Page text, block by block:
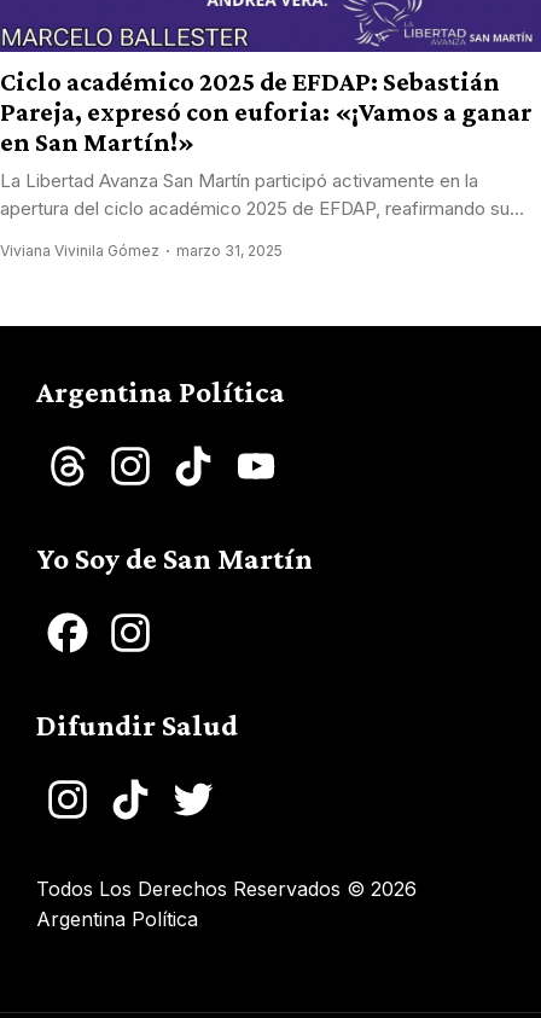
Ciclo académico 2025 de EFDAP: Sebastián
Pareja, expresó con euforia: «¡Vamos a ganar
en San Martín!»
La Libertad Avanza San Martín participó activamente en la
apertura del ciclo académico 2025 de EFDAP, reafirmando su...
Viviana Vivinila Gómez marzo 31, 2025
Argentina Política
Threads InstagramTikTok
Yo Soy de San Martín
Facebook
Difundir Salud
InstagramTikTok
Todos Los Derechos Reservados © 2026
Argentina Política